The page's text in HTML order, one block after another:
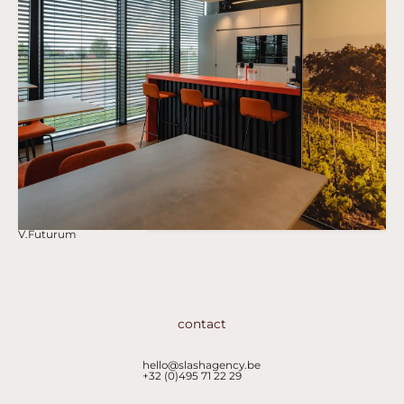
V.Futurum
Bekijk case -
contact
hello@slashagency.be
+32 (0)495 71 22 29